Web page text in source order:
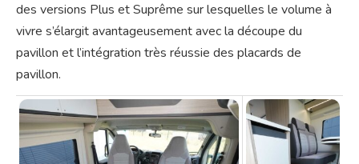
des versions Plus et Suprême sur lesquelles le volume à
vivre s’élargit avantageusement avec la découpe du
pavillon et l’intégration très réussie des placards de
pavillon.